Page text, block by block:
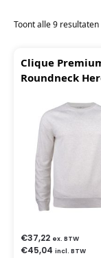
Toont alle 9 resultaten
Clique
Roundneck
€37,22 ex. BTW
€45,04 incl. BTW